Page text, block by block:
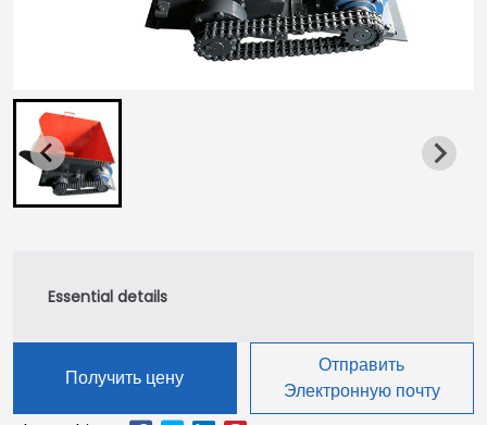
Получить цену
Отправить
Электронную почту